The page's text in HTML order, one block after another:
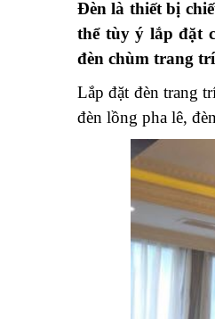
Đèn là thiết bị
thể tùy ý lắp đặt
đèn chùm trang
Lắp đặt đèn trang
đèn lồng pha lê,